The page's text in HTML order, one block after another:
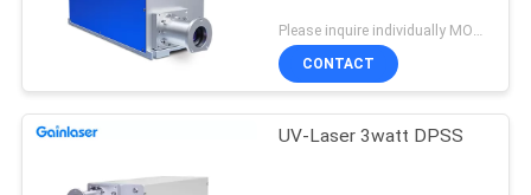
CONTACT
UV-Laser 3watt DPSS